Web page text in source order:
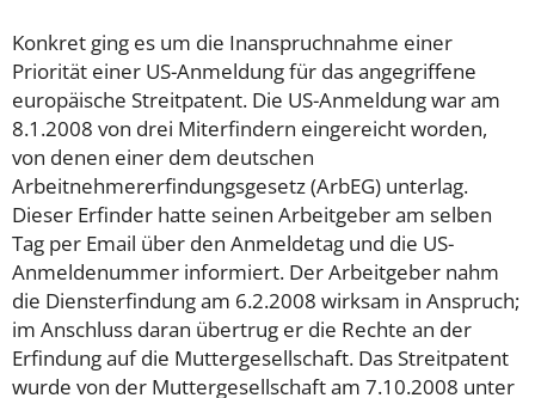
Konkret ging es um die Inanspruchnahme einer
Priorität einer US-Anmeldung für das angegriffene
europäische Streitpatent. Die US-Anmeldung war am
8.1.2008 von drei Miterfindern eingereicht worden,
von denen einer dem deutschen
Arbeitnehmererfindungsgesetz (ArbEG) unterlag.
Dieser Erfinder hatte seinen Arbeitgeber am selben
Tag per Email über den Anmeldetag und die US-
Anmeldenummer informiert. Der Arbeitgeber nahm
die Diensterfindung am 6.2.2008 wirksam in Anspruch;
im Anschluss daran übertrug er die Rechte an der
Erfindung auf die Muttergesellschaft. Das Streitpatent
wurde von der Muttergesellschaft am 7.10.2008 unter